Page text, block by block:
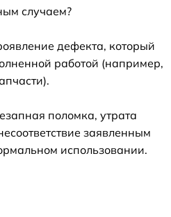
случаем?
дефекта, который
работой (например,
поломка, утрата
заявленным
использовании.